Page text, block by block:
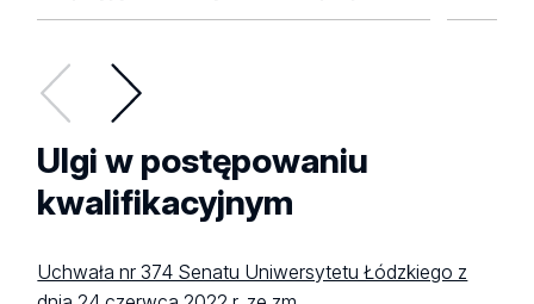
Ulgi w postępowaniu
kwalifikacyjnym
Uchwała nr 374 Senatu Uniwersytetu Łódzkiego z